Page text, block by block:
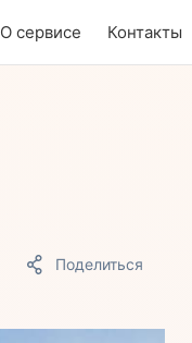
О сервисе Контакты
Поделиться